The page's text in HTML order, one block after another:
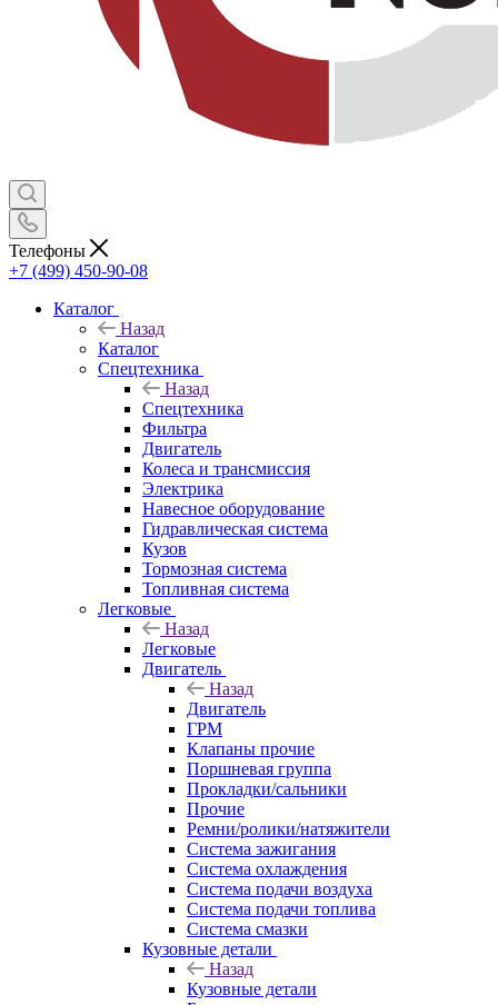
Телефоны
+7 (499) 450-90-08
Каталог
Назад
Каталог
Спецтехника
Назад
Спецтехника
Фильтра
Двигатель
Колеса и трансмиссия
Электрика
Навесное оборудование
Гидравлическая система
Кузов
Тормозная система
Топливная система
Легковые
Назад
Легковые
Двигатель
Назад
Двигатель
ГРМ
Клапаны прочие
Поршневая группа
Прокладки/сальники
Прочие
Ремни/ролики/натяжители
Система зажигания
Система охлаждения
Система подачи воздуха
Система подачи топлива
Система смазки
Кузовные детали
Назад
Кузовные детали